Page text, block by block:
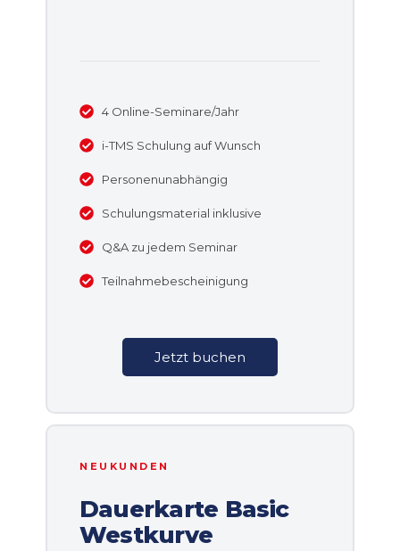
4 Online-Seminare/Jahr
i-TMS Schulung auf Wunsch
Personenunabhängig
Schulungsmaterial inklusive
Q&A zu jedem Seminar
Teilnahmebescheinigung
Jetzt buchen
NEUKUNDEN
Dauerkarte Basic
Westkurve